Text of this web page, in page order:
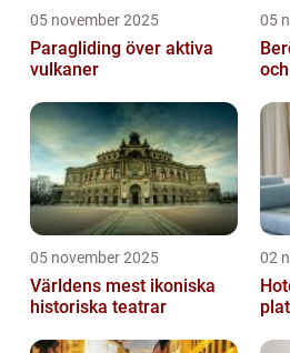
05 november 2025
Paragliding över aktiva
vulkaner
05
05 november 2025
Världens mest ikoniska
historiska teatrar
02